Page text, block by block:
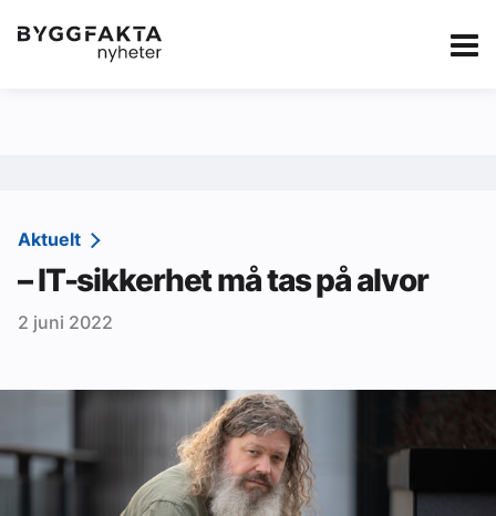
Kategorier Jobbmarkedet Annonsere i
Redaksjonen
Om Byggfakta
Annonsere
Tips oss
Aktuelt
– IT-sikkerhet må tas på alvor
2 juni 2022